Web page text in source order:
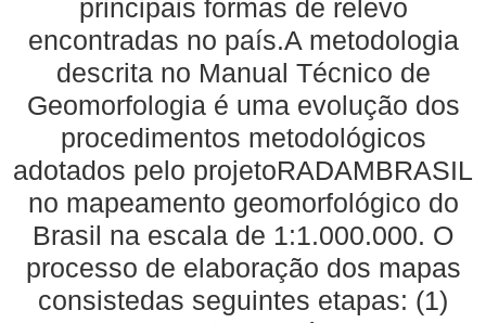
principais formas de relevo
encontradas no país.A metodologia
descrita no Manual Técnico de
Geomorfologia é uma evolução dos
procedimentos metodológicos
adotados pelo projetoRADAMBRASIL
no mapeamento geomorfológico do
Brasil na escala de 1:1.000.000. O
processo de elaboração dos mapas
consistedas seguintes etapas: (1)